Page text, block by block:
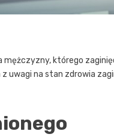
którego
uwagi na stan zdrowia